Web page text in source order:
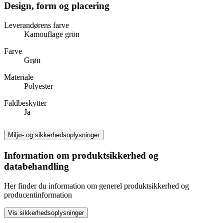
Design, form og placering
Leverandørens farve
Kamouflage grön
Farve
Grøn
Materiale
Polyester
Faldbeskytter
Ja
Miljø- og sikkerhedsoplysninger
Information om produktsikkerhed og
databehandling
Her finder du information om generel produktsikkerhed og
producentinformation
Vis sikkerhedsoplysninger